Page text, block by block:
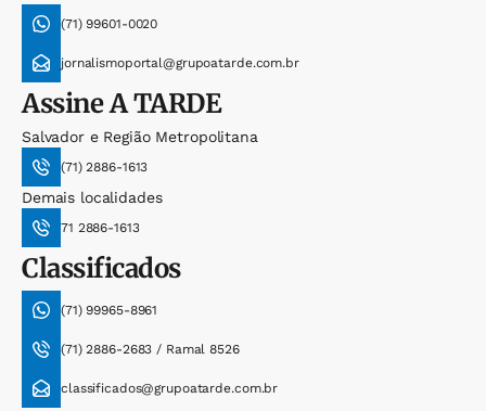
(71) 99601-0020
jornalismoportal@grupoatarde.com.br
AssineA TARDE
Salvador e Região Metropolitana
(71) 2886-1613
Demais localidades
71 2886-1613
Classificados
(71) 99965-8961
(71) 2886-2683 / Ramal 8526
classificados@grupoatarde.com.br